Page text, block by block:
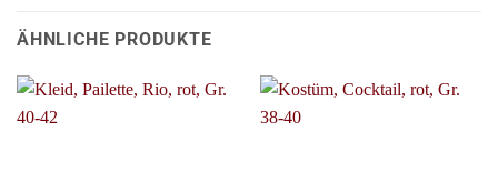
ÄHNLICHE PRODUKTE